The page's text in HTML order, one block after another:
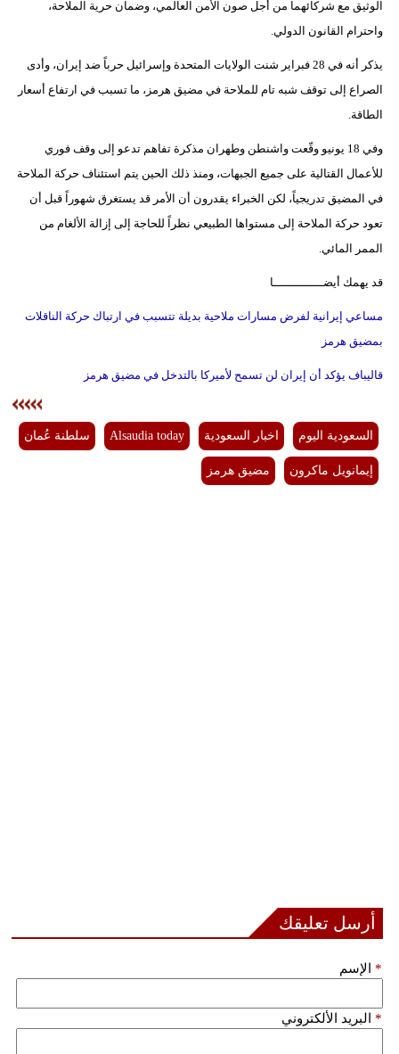
الوثيق مع شركائهما من أجل صون الأمن العالمي، وضمان حرية الملاحة،
واحترام القانون الدولي.
يذكر أنه في 28 فبراير شنت الولايات المتحدة وإسرائيل حرباً ضد إيران، وأدى
الصراع إلى توقف شبه تام للملاحة في مضيق هرمز، ما تسبب في ارتفاع أسعار
الطاقة.
وفي 18 يونيو وقّعت واشنطن وطهران مذكرة تفاهم تدعو إلى وقف فوري
للأعمال القتالية على جميع الجبهات، ومنذ ذلك الحين يتم استئناف حركة الملاحة
في المضيق تدريجياً، لكن الخبراء يقدرون أن الأمر قد يستغرق شهوراً قبل أن
تعود حركة الملاحة إلى مستواها الطبيعي نظراً للحاجة إلى إزالة الألغام من
الممر المائي.
قد يهمك أيضــــــــــــــا
مساعي إيرانية لفرض مسارات ملاحية بديلة تتسبب في ارتباك حركة الناقلات
بمضيق هرمز
قاليباف يؤكد أن إيران لن تسمح لأميركا بالتدخل في مضيق هرمز
السعودية اليوم اخبار السعودية Alsaudia today سلطنة عُمان
إيمانويل ماكرون مضيق هرمز
أرسل تعليقك
الإسم *
البريد الألكتروني *